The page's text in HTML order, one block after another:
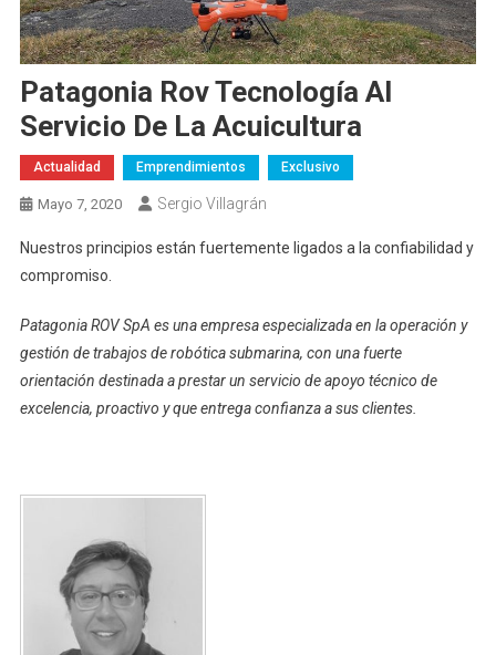
Patagonia Rov Tecnología Al
Servicio De La Acuicultura
Actualidad Emprendimientos Exclusivo
Mayo 7, 2020 Sergio Villagrán
Nuestros principios están fuertemente ligados a la confiabilidad y
compromiso.
Patagonia ROV SpA es una empresa especializada en la operación y
gestión de trabajos de robótica submarina, con una fuerte
orientación destinada a prestar un servicio de apoyo técnico de
excelencia, proactivo y que entrega confianza a sus clientes.